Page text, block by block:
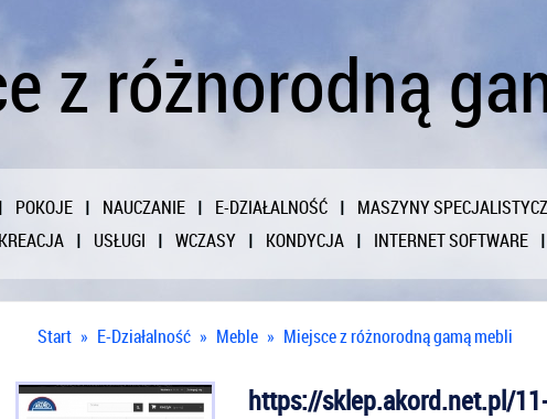
z różnorodną
POKOJE NAUCZANIE E-DZIAŁALNOŚĆ MASZYNY
USŁUGI WCZASY KONDYCJA INTERNET SOFTWARE
Start » E-Działalność » Meble » Miejsce z różnorodną gamą mebli
https://sklep.akord.net.pl/